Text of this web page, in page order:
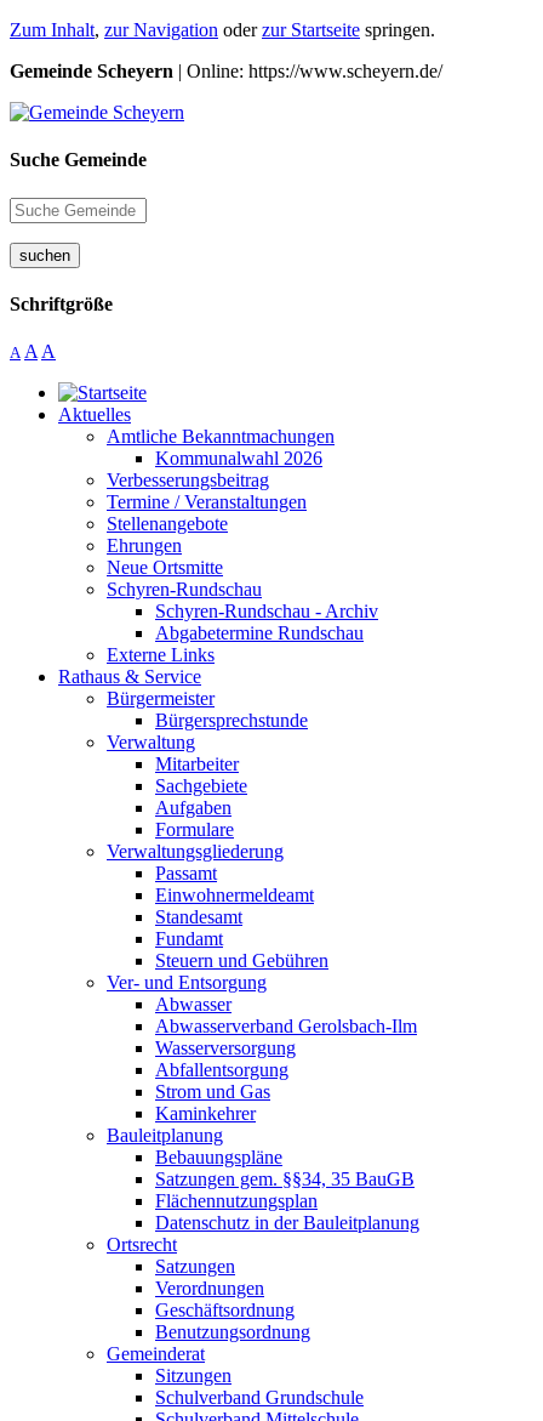
Zum Inhalt, zur Navigation oderzur Startseite springen.
Gemeinde Scheyern | Online: https://www.scheyern.de/
Suche Gemeinde
suchen
Schriftgröße
A A A
Aktuelles
Amtliche Bekanntmachungen
Kommunalwahl 2026
Verbesserungsbeitrag
Termine / Veranstaltungen
Stellenangebote
Ehrungen
Neue Ortsmitte
Schyren-Rundschau
Schyren-Rundschau - Archiv
Abgabetermine Rundschau
Externe Links
Rathaus & Service
Bürgermeister
Bürgersprechstunde
Verwaltung
Mitarbeiter
Sachgebiete
Aufgaben
Formulare
Verwaltungsgliederung
Passamt
Einwohnermeldeamt
Standesamt
Fundamt
Steuern und Gebühren
Ver- und Entsorgung
Abwasser
Abwasserverband Gerolsbach-Ilm
Wasserversorgung
Abfallentsorgung
Strom und Gas
Kaminkehrer
Bauleitplanung
Bebauungspläne
Satzungen gem. §§34, 35 BauGB
Flächennutzungsplan
Datenschutz in der Bauleitplanung
Ortsrecht
Satzungen
Verordnungen
Geschäftsordnung
Benutzungsordnung
Gemeinderat
Sitzungen
Schulverband Grundschule